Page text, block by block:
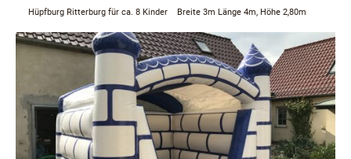
Hüpfburg Ritterburg für ca. 8 Kinder Breite 3m Länge 4m, Höhe 2,80m